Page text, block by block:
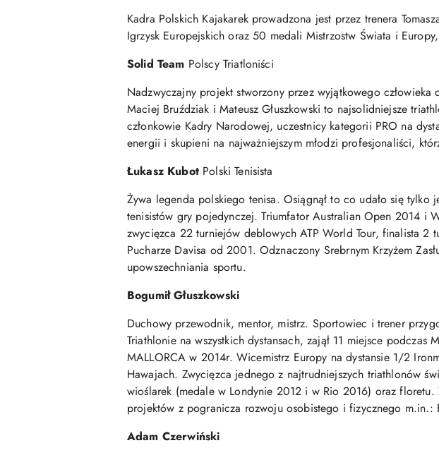
Kadra Polskich Kajakarek prowadzona jest przez trenera
Igrzysk Europejskich oraz 50 medali Mistrzostw Świata i
Solid Team Polscy Triatloniści
Nadzwyczajny projekt stworzony przez wyjątkowego
Maciej Bruździak i Mateusz Głuszkowski to najsolidniejsze
członkowie Kadry Narodowej, uczestnicy kategorii PRO na
energii i skupieni na najważniejszym młodzi profesjonaliści,
Łukasz KubotPolski Tenisista
Żywa legenda polskiego tenisa. Osiągnął to co udało się
tenisistów gry pojedynczej. Triumfator Australian Open 2014 i
zwycięzca 22 turniejów deblowych ATP World Tour, finalista 2
Pucharze Davisa od 2001. Odznaczony Srebrnym Krzyżem
upowszechniania sportu.
Bogumił Głuszkowski
Duchowy przewodnik, mentor, mistrz. Sportowiec i trener
Triathlonie na wszystkich dystansach, zajął 11 miejsce
MALLORCA w 2014r. Wicemistrz Europy na dystansie 1/2
Hawajach. Zwycięzca jednego z najtrudniejszych triathlonów
wioślarek (medale w Londynie 2012 i w Rio 2016) oraz floretu.
projektów z pogranicza rozwoju osobistego i fizycznego m.in.:
Adam Czerwiński